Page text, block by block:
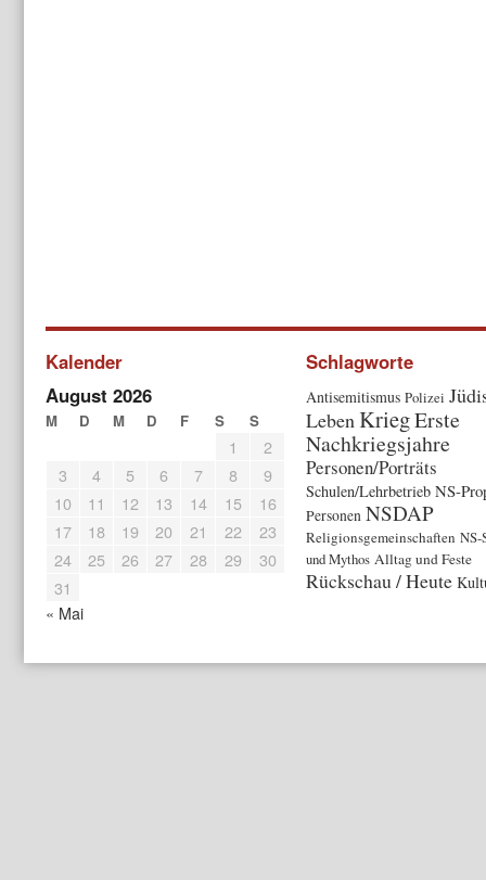
Kalender
August 2026
M D M D F S S
« Mai
1
2
3
4 5 6 7 8
9
10
11 12 13 14 15
16
17
18 19 20 21 22
23
24
25 26 27 28 29
30
31
Schlagworte
Antisemitismus Polizei
Leben KriegErste
Nachkriegsjahre
Personen/Porträts
Schulen/Lehrbetrieb NS-
Personen NSDAP
Religionsgemeinschaften NS-
und Mythos Alltag und Feste
Rückschau / Heute